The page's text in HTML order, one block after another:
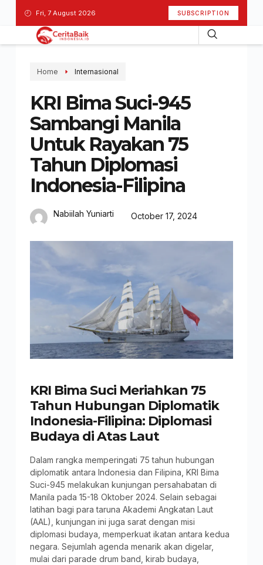
Fri, 7 August 2026 SUBSCRIPTION
Home Internasional
KRI Bima Suci-945
Sambangi Manila
Untuk Rayakan 75
Tahun Diplomasi
Indonesia-Filipina
Nabiilah Yuniarti October 17, 2024
KRI Bima Suci Meriahkan 75
Tahun Hubungan Diplomatik
Indonesia-Filipina: Diplomasi
Budaya di Atas Laut
Dalam rangka memperingati 75 tahun hubungan
diplomatik antara Indonesia dan Filipina, KRI Bima
Suci-945 melakukan kunjungan persahabatan di
Manila pada 15-18 Oktober 2024. Selain sebagai
latihan bagi para taruna Akademi Angkatan Laut
(AAL), kunjungan ini juga sarat dengan misi
diplomasi budaya, memperkuat ikatan antara kedua
negara. Sejumlah agenda menarik akan digelar,
mulai dari parade drum band, kirab budaya,